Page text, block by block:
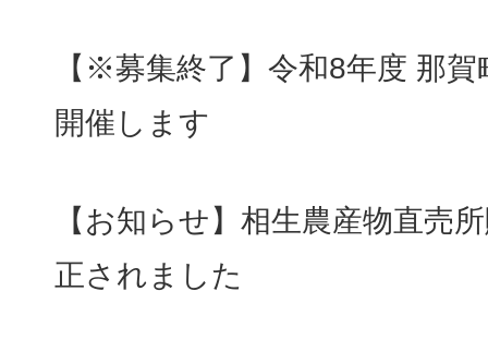
【※募集終了】令和8年度 那
開催します
【お知らせ】相生農産物直売
正されました